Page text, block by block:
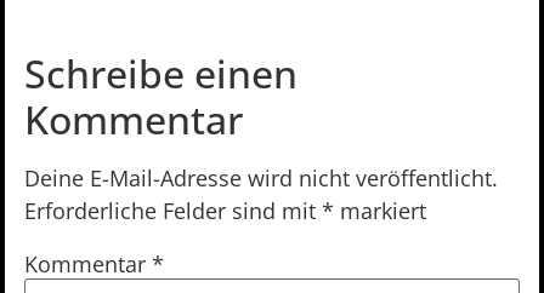
Schreibe einen
Kommentar
Deine E-Mail-Adresse wird nicht veröffentlicht.
Erforderliche Felder sind mit * markiert
Kommentar *